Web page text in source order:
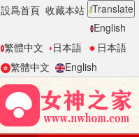
設爲首頁 收藏本站 Translate
English
繁體中文
日本語
日本語
繁體中文
English